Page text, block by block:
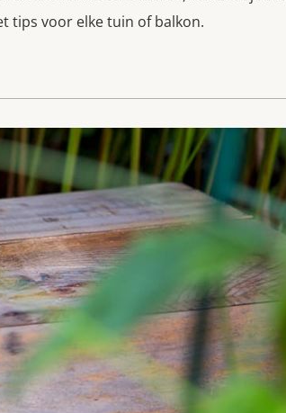
tips voor elke tuin of balkon.